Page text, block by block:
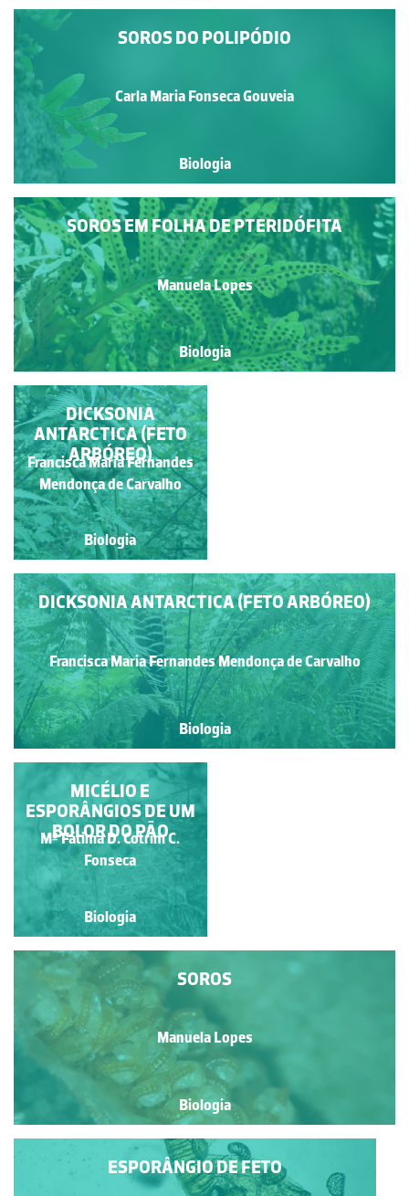
SOROS DO POLIPÓDIO
Carla Maria Fonseca Gouveia
Biologia
SOROS EM FOLHA DE PTERIDÓFITA
Manuela Lopes
Biologia
AVENCA COM SOROS
Francisca Maria Fernandes
Mendonça de Carvalho
Biologia
DICKSONIA ANTARCTICA (FETO ARBÓREO)
Francisca Maria Fernandes Mendonça de Carvalho
Biologia
DICKSONIA
ANTARCTICA (FETO
ARBÓREO)
Francisca Maria Fernandes
Mendonça de Carvalho
Biologia
ESPORÂNGIO DE
RHIZOPUS SP.
Jose Pissarra
Biologia
MICÉLIO E
ESPORÂNGIOS DE UM
BOLOR DO PÃO
Mº Fátima D. Cotrim C.
Fonseca
Biologia
SOROS
Manuela Lopes
Biologia
ESPORÂNGIO DE FETO